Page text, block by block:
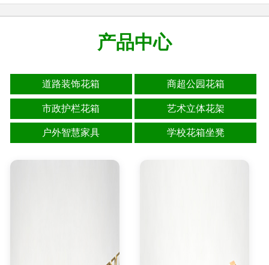
产品中心
道路装饰花箱 商超公园花箱
市政护栏花箱 艺术立体花架
户外智慧家具 学校花箱坐凳